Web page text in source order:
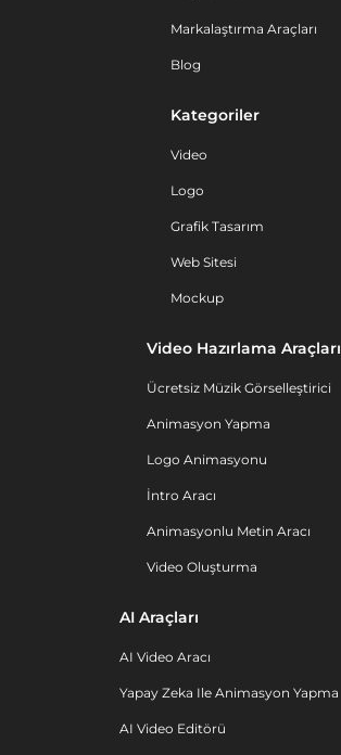
Markalaştırma Araçları
Blog
Kategoriler
Video
Logo
Grafik Tasarım
Web Sitesi
Mockup
Video Hazırlama Araçları
Ücretsiz Müzik Görselleştirici
Animasyon Yapma
Logo Animasyonu
İntro Aracı
Animasyonlu Metin Aracı
Video Oluşturma
AI Araçları
AI Video Aracı
Yapay Zeka Ile Animasyon Yapma
AI Video Editörü